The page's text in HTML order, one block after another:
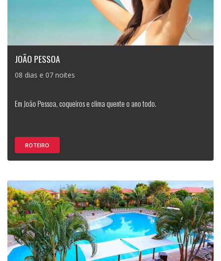
JOÃO PESSOA
08 dias e 07 noites
Em João Pessoa, coqueiros e clima quente o ano todo.
ROTEIRO